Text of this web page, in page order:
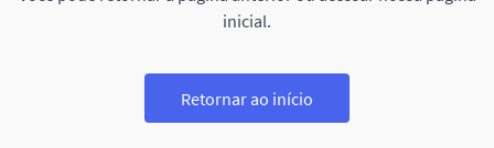
inicial.
Retornar ao início